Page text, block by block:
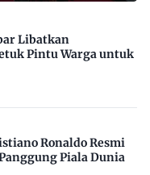
Libatkan
Pintu Warga untuk
Ronaldo Resmi
Piala Dunia